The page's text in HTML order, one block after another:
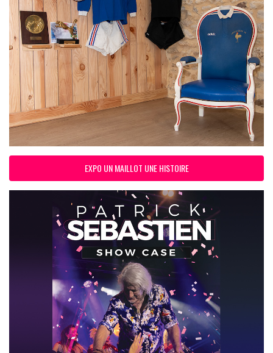
EXPO UN MAILLOT UNE HISTOIRE